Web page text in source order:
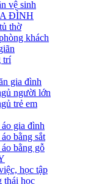
vệ sinh
ĐÌNH
thờ
khách
trí
gia đình
người lớn
trẻ em
gia đình
bằng sắt
bằng gỗ
học tập
thái học